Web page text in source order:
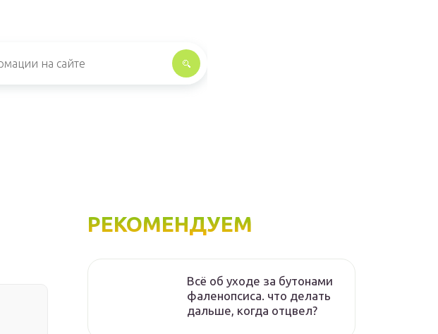
РЕКОМЕНДУЕМ
Всё об уходе за бутонами
фаленопсиса. что делать
дальше, когда отцвел?